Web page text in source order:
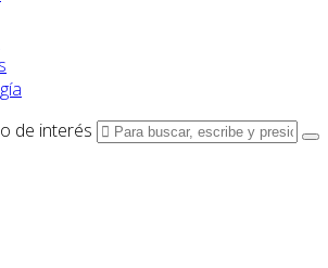
de interés